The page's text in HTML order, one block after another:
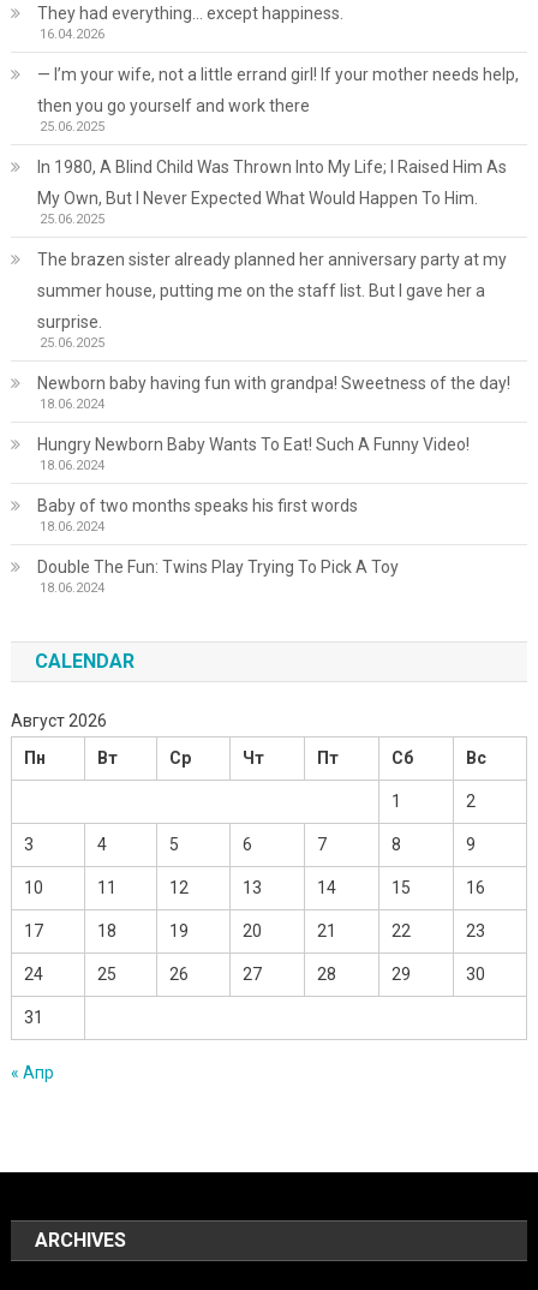
They had everything… except happiness.
16.04.2026
— I’m your wife, not a little errand girl! If your mother needs help,
then you go yourself and work there
25.06.2025
In 1980, A Blind Child Was Thrown Into My Life; I Raised Him As
My Own, But I Never Expected What Would Happen To Him.
25.06.2025
The brazen sister already planned her anniversary party at my
summer house, putting me on the staff list. But I gave her a
surprise.
25.06.2025
Newborn baby having fun with grandpa! Sweetness of the day!
18.06.2024
Hungry Newborn Baby Wants To Eat! Such A Funny Video!
18.06.2024
Baby of two months speaks his first words
18.06.2024
Double The Fun: Twins Play Trying To Pick A Toy
18.06.2024
CALENDAR
Август 2026
Пн
Вт Ср Чт Пт Сб Вс
1 2
3 4 5 6 7 8 9
10 11 12 13 14 15 16
17 18 19 20 21 22 23
24 25 26 27 28 29 30
31
« Апр
ARCHIVES